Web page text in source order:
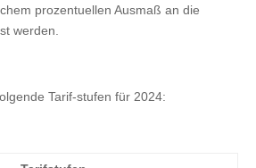
prozentuellen Ausmaß an die
werden.
Tarif-stufen für 2024: